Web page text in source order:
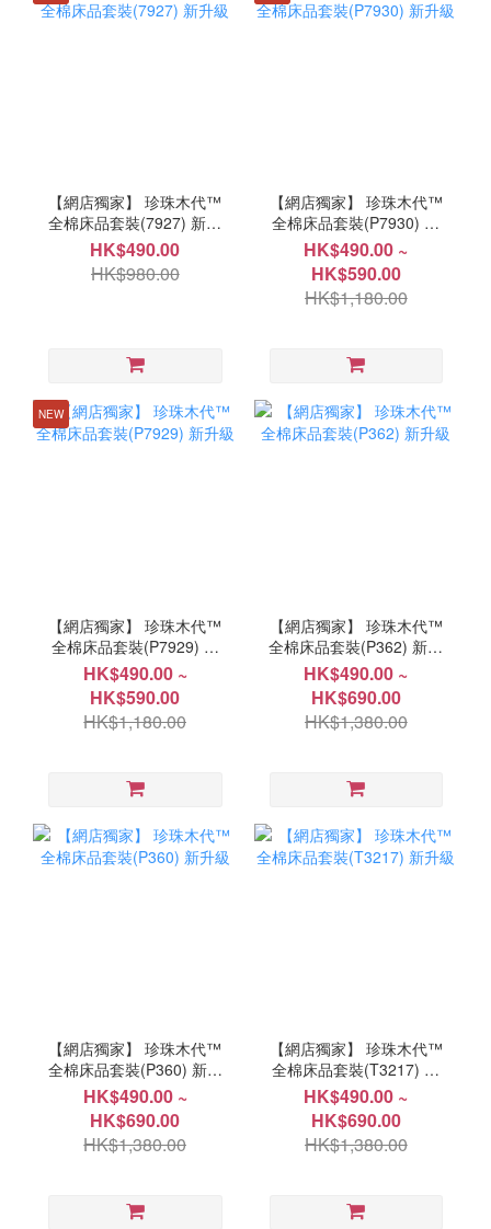
【網店獨家】 珍珠木代™
全棉床品套裝(7927) 新升
級
HK$490.00
HK$980.00
【網店獨家】 珍珠木代™
全棉床品套裝(P7930) 新
升級
HK$490.00 ~
HK$590.00
HK$1,180.00
NEW
【網店獨家】 珍珠木代™
全棉床品套裝(P7929) 新
升級
HK$490.00 ~
HK$590.00
HK$1,180.00
【網店獨家】 珍珠木代™
全棉床品套裝(P362) 新升
級
HK$490.00 ~
HK$690.00
HK$1,380.00
【網店獨家】 珍珠木代™
全棉床品套裝(P360) 新升
級
HK$490.00 ~
HK$690.00
HK$1,380.00
【網店獨家】 珍珠木代™
全棉床品套裝(T3217) 新
升級
HK$490.00 ~
HK$690.00
HK$1,380.00